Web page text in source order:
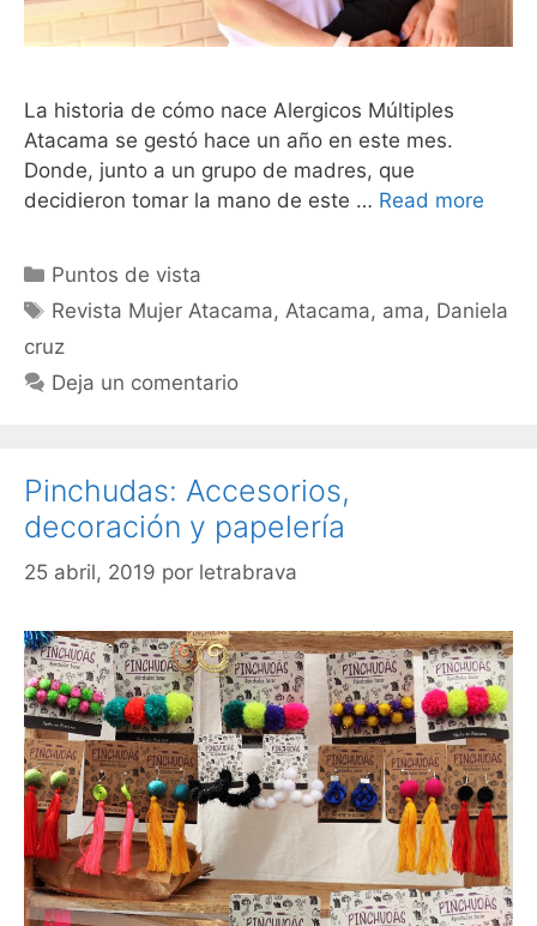
La historia de cómo nace Alergicos Múltiples
Atacama se gestó hace un año en este mes.
Donde, junto a un grupo de madres, que
decidieron tomar la mano de este … Read more
Puntos de vista
Revista Mujer Atacama, Atacama, ama, Daniela
cruz
Deja un comentario
Pinchudas: Accesorios,
decoración y papelería
25 abril, 2019 por letrabrava